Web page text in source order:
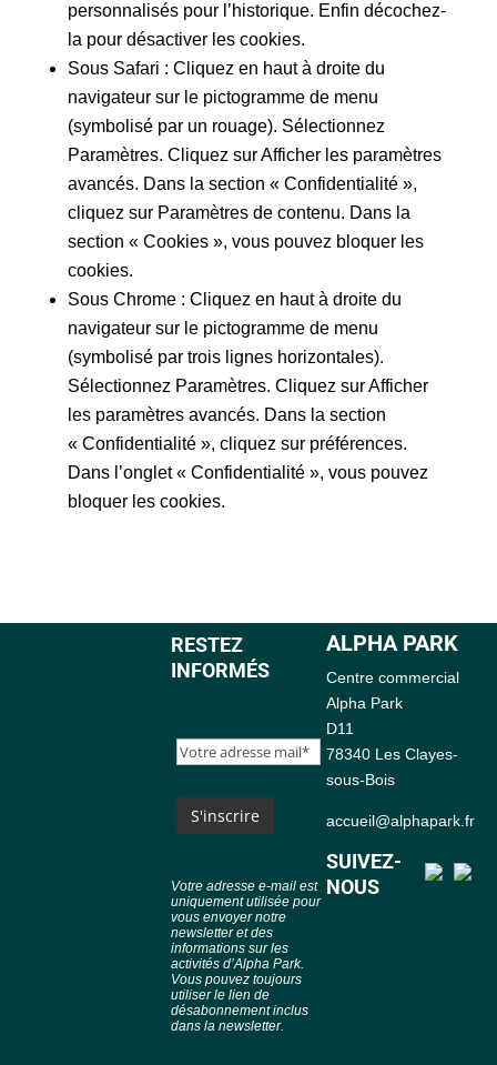
personnalisés pour l’historique. Enfin décochez-
la pour désactiver les cookies.
Sous Safari : Cliquez en haut à droite du
navigateur sur le pictogramme de menu
(symbolisé par un rouage). Sélectionnez
Paramètres. Cliquez sur Afficher les paramètres
avancés. Dans la section « Confidentialité »,
cliquez sur Paramètres de contenu. Dans la
section « Cookies », vous pouvez bloquer les
cookies.
Sous Chrome : Cliquez en haut à droite du
navigateur sur le pictogramme de menu
(symbolisé par trois lignes horizontales).
Sélectionnez Paramètres. Cliquez sur Afficher
les paramètres avancés. Dans la section
« Confidentialité », cliquez sur préférences.
Dans l’onglet « Confidentialité », vous pouvez
bloquer les cookies.
RESTEZ
INFORMÉS
Votre adresse e-mail est
uniquement utilisée pour
vous envoyer notre
newsletter et des
informations sur les
activités d’Alpha Park.
Vous pouvez toujours
utiliser le lien de
désabonnement inclus
dans la newsletter.
ALPHA PARK
Centre commercial
Alpha Park
D11
78340 Les Clayes-
sous-Bois
accueil@alphapark.fr
SUIVEZ-
NOUS